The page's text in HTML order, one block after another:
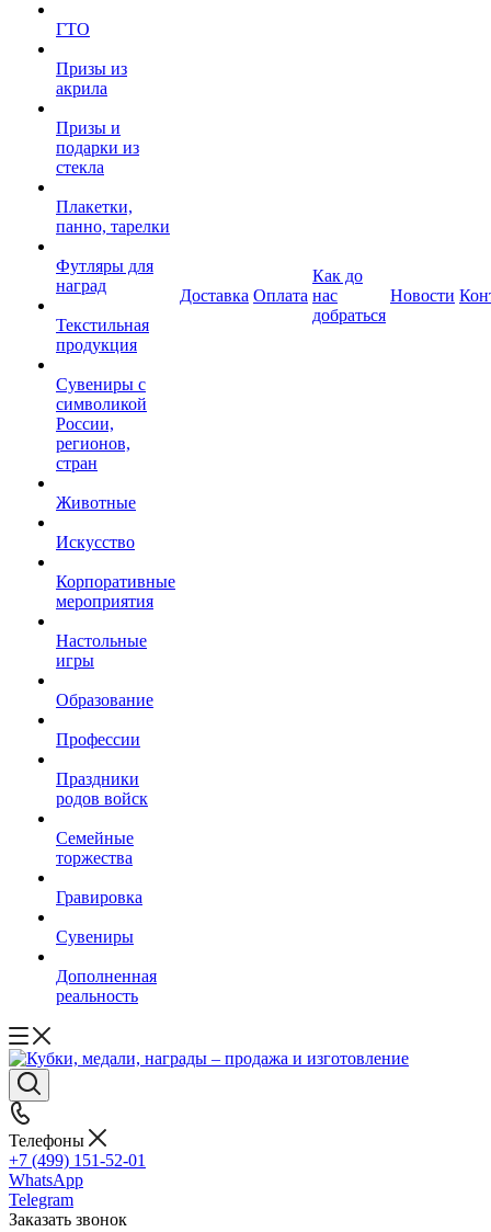
ГТО
Призы из
акрила
Призы и
подарки из
стекла
Плакетки,
панно, тарелки
Футляры для
наград
Текстильная
продукция
Сувениры с
символикой
России,
регионов,
стран
Животные
Искусство
Корпоративные
мероприятия
Настольные
игры
Образование
Профессии
Праздники
родов войск
Семейные
торжества
Гравировка
Сувениры
Дополненная
реальность
Доставка Оплата
Как до
нас
добраться
Новости
Телефоны
+7 (499) 151-52-01
WhatsApp
Telegram
Заказать звонок